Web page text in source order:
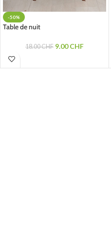
-50%
Table de nuit
18.00CHF 9.00CHF